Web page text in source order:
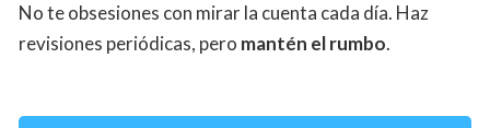
No te obsesiones con mirar la cuenta cada día. Haz
revisiones periódicas, pero mantén el rumbo.